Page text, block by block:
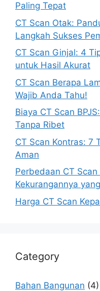
Paling Tepat
CT Scan Otak:
Langkah Sukses
CT Scan Ginjal: 4
untuk Hasil Akurat
CT Scan Berapa
Wajib Anda Tahu!
Biaya CT Scan
Tanpa Ribet
CT Scan Kontras: 7
Aman
Perbedaan CT
Kekurangannya
Harga CT Scan
Category
Bahan Bangunan (4)